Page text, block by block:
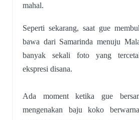
mahal.
Seperti sekarang, saat gue
bawa dari Samarinda menuju
banyak sekali foto yang
ekspresi disana.
Ada moment ketika gue
mengenakan baju koko